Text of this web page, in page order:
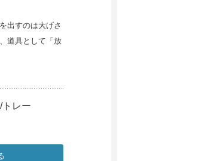
出すのは大げさ
道具として「放
レー